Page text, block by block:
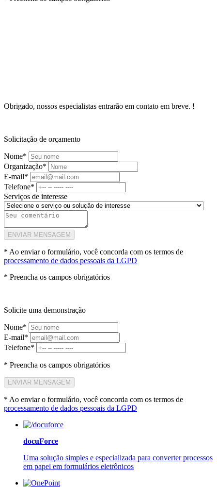
Obrigado, nossos especialistas entrarão em contato em breve. !
Solicitação de orçamento
Nome*
Organização*
E-mail*
Telefone*
Serviços de interesse
ENVIAR MENSAGEM
* Ao enviar o formulário, você concorda com os termos de
processamento de dados pessoais da LGPD
* Preencha os campos obrigatórios
Solicite uma demonstração
Nome*
E-mail*
Telefone*
* Preencha os campos obrigatórios
ENVIAR MENSAGEM
* Ao enviar o formulário, você concorda com os termos de
processamento de dados pessoais da LGPD
docuForce
Uma solução simples e especializada para converter processos
em papel em formulários eletrônicos